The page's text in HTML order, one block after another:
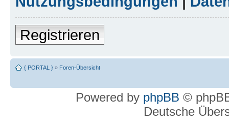
Registrieren
{ PORTAL } » Foren-Übersicht
Powered by phpBB ©
Deutsche